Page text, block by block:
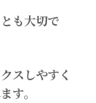
も大切で
スしやすく
す。